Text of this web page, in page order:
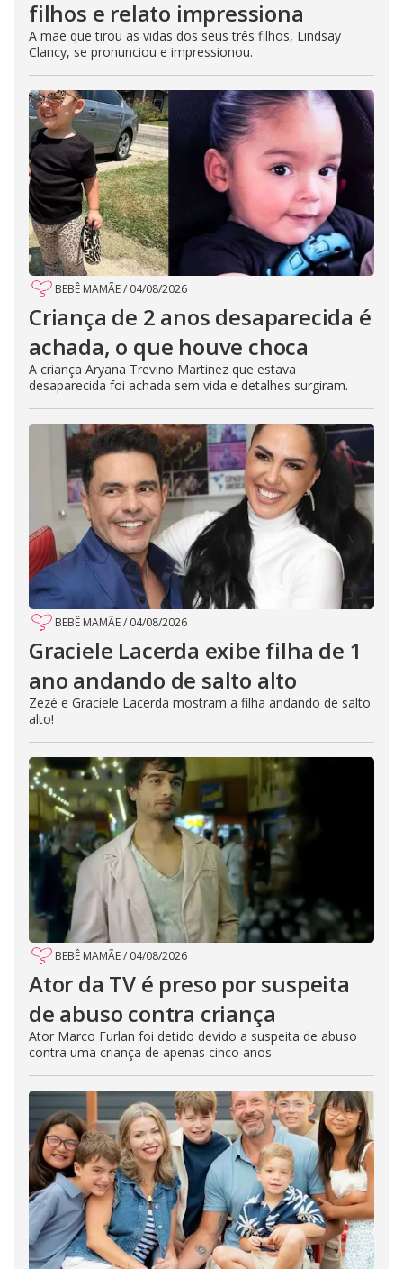
filhos e relato impressiona
A mãe que tirou as vidas dos seus três filhos, Lindsay
Clancy, se pronunciou e impressionou.
BEBÊ MAMÃE/ 04/08/2026
Criança de 2 anos desaparecida é
achada, o que houve choca
A criança Aryana Trevino Martinez que estava
desaparecida foi achada sem vida e detalhes surgiram.
BEBÊ MAMÃE/ 04/08/2026
Graciele Lacerda exibe filha de 1
ano andando de salto alto
Zezé e Graciele Lacerda mostram a filha andando de salto
alto!
BEBÊ MAMÃE/ 04/08/2026
Ator da TV é preso por suspeita
de abuso contra criança
Ator Marco Furlan foi detido devido a suspeita de abuso
contra uma criança de apenas cinco anos.